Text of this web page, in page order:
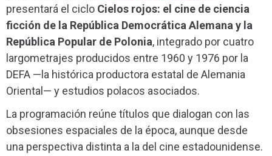
presentará el ciclo Cielos rojos: el cine de ciencia
ficción de la República Democrática Alemana y la
República Popular de Polonia, integrado por cuatro
largometrajes producidos entre 1960 y 1976 por la
DEFA —la histórica productora estatal de Alemania
Oriental— y estudios polacos asociados.
La programación reúne títulos que dialogan con las
obsesiones espaciales de la época, aunque desde
una perspectiva distinta a la del cine estadounidense.